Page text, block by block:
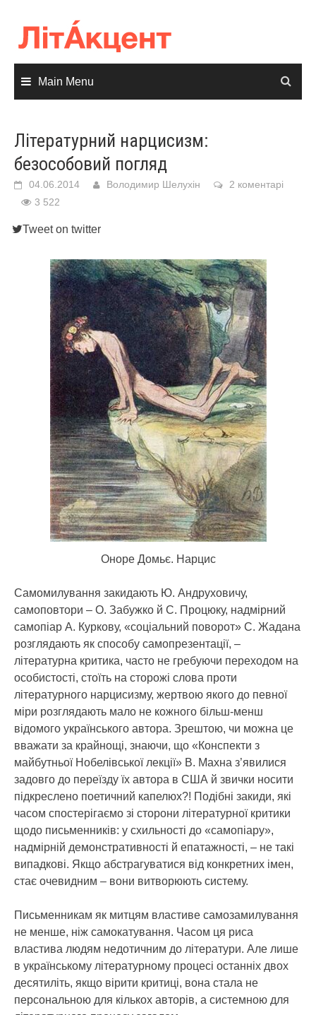
content
Main Menu
Літературний нарцисизм:
безособовий погляд
04.06.2014 Володимир Шелухін
2 коментарі
3 522
Tweet on twitter
Оноре Домьє. Нарцис
Самомилування закидають Ю. Андруховичу,
самоповтори – О. Забужко й С. Процюку, надмірний
самопіар А. Куркову, «соціальний поворот» С. Жадана
розглядають як способу самопрезентації, –
літературна критика, часто не гребуючи переходом на
особистості, стоїть на сторожі слова проти
літературного нарцисизму, жертвою якого до певної
міри розглядають мало не кожного більш-менш
відомого українського автора. Зрештою, чи можна це
вважати за крайнощі, знаючи, що «Конспекти з
майбутньої Нобелівської лекції» В. Махна з’явилися
задовго до переїзду їх автора в США й звички носити
підкреслено поетичний капелюх?! Подібні закиди, які
часом спостерігаємо зі сторони літературної критики
щодо письменників: у схильності до «самопіару»,
надмірній демонстративності й епатажності, – не такі
випадкові. Якщо абстрагуватися від конкретних імен,
стає очевидним – вони витворюють систему.
Письменникам як митцям властиве самозамилування
не менше, ніж самокатування. Часом ця риса
властива людям недотичним до літератури. Але лише
в українському літературному процесі останніх двох
десятиліть, якщо вірити критиці, вона стала не
персональною для кількох авторів, а системною для